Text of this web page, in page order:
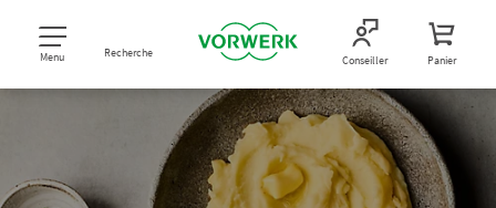
Menu Recherche Conseiller Panier